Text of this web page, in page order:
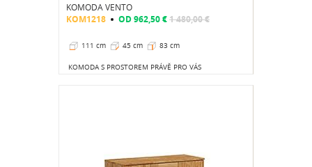
KOMODA VENTO
KOM1218 OD962,50 €1 480,00 €
111 cm 45 cm 83 cm
KOMODA S PROSTOREM PRÁVĚ PRO VÁS